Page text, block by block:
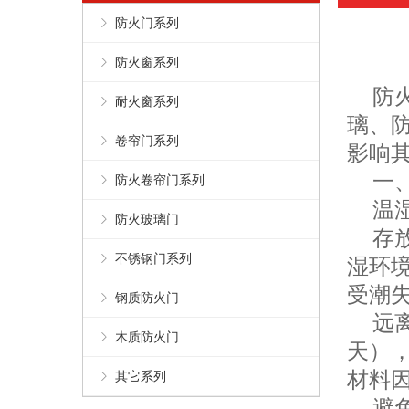
防火门系列
防火窗系列
耐火窗系列
卷帘门系列
防火卷帘门系列
防火玻璃门
不锈钢门系列
钢质防火门
木质防火门
其它系列
防
璃、
影响
一
温
存
湿环
受潮
远
天）
材料